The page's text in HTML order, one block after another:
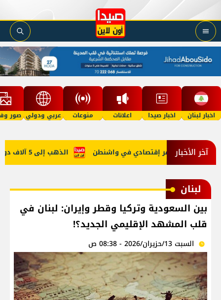
اخبار لبنان اخبار صيدا اعلانات منوعات عربي ودولي صور
آخر الأخبار الذهب إلى 5 آلاف دولار في 2027؟ روما ومُؤتمر إقتصادي في واشنطن
لبنان
بين السعودية وتركيا وقطر وإيران: لبنان في
قلب المشهد الإقليمي الجديد؟!
السبت 13/حزيران/2026 - 08:38 ص